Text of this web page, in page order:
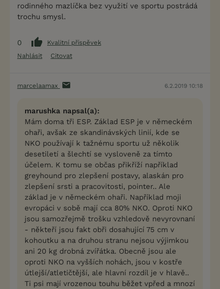
rodinného mazlíčka bez využití ve sportu postrádá
trochu smysl.
0
Kvalitní příspěvek
Nahlásit
Citovat
marcelaamax 6.2.2019 10:18
marushka napsal(a):
Mám doma tři ESP. Základ ESP je v německém
ohaři, avšak ze skandinávských linií, kde se
NKO používají k tažnému sportu už několik
desetiletí a šlechtí se vysloveně za tímto
účelem. K tomu se občas přikříží například
greyhound pro zlepšení postavy, alaskán pro
zlepšení srsti a pracovitosti, pointer.. Ale
základ je v německém ohaři. Například moji
evropáci v sobě mají cca 80% NKO. Oproti NKO
jsou samozřejmě trošku vzhledově nevyrovnaní
- někteří jsou fakt obři dosahující 75 cm v
kohoutku a na druhou stranu nejsou výjimkou
ani 20 kg drobná zvířátka. Obecně jsou ale
oproti NKO na vyšších nohách, jsou v kostře
útlejší/atletičtější, ale hlavní rozdíl je v hlavě..
Ti psi mají vrozenou touhu běžet vpřed a mnozí